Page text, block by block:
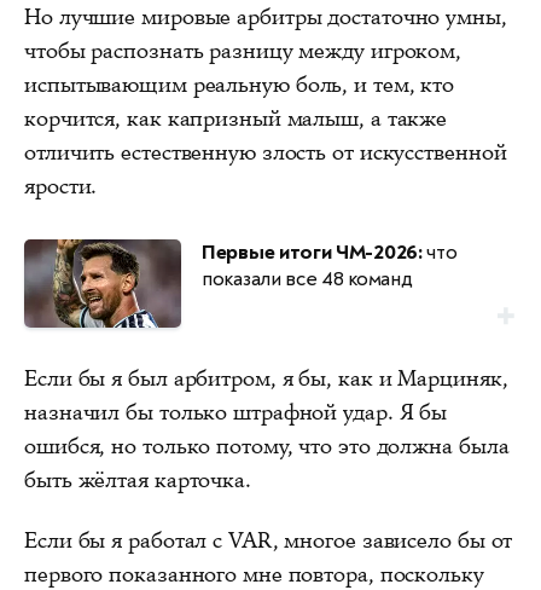
Но лучшие мировые арбитры достаточно умны,
чтобы распознать разницу между игроком,
испытывающим реальную боль, и тем, кто
корчится, как капризный малыш, а также
отличить естественную злость от искусственной
ярости.
Первые итоги ЧМ-2026:что
показали все 48 команд
Если бы я был арбитром, я бы, как и Марциняк,
назначил бы только штрафной удар. Я бы
ошибся, но только потому, что это должна была
быть жёлтая карточка.
Если бы я работал с VAR, многое зависело бы от
первого показанного мне повтора, поскольку